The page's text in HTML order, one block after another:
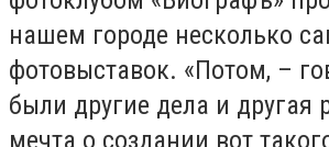
нашем городе несколько
фотовыставок. «Потом, –
были другие дела и другая
мечта о создании вот